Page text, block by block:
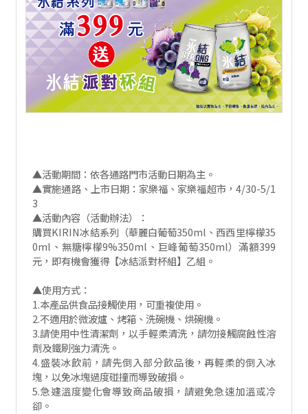
▲活動期間：依各通路門市活動日期為主。
▲實施通路、上市日期：家樂福、家樂福超市，4/30-5/1
3
▲活動內容（活動辦法）：
購買KIRIN冰結系列（華麗白葡萄350ml、西西里檸檬35
0ml、無糖檸檬9%350ml、巨峰葡萄350ml）滿額399
元，即有機會獲得【冰結派對杯組】乙組。
▲使用方式：
1.本產品供食品接觸使用，可重複使用。
2.不適用於微波爐、烤箱、洗碗機、烘碗機。
3.請使用中性清潔劑，以手輕柔清洗，請勿接觸腐蝕性溶
劑及鐵刷強力清洗。
4.盛裝冰飲前，請先倒入部分飲品後，再輕柔的倒入冰
塊，以免冰塊過度碰撞而導致破損。
5.急遽溫度變化會導致商品破損，請避免急速加溫或冷
卻。